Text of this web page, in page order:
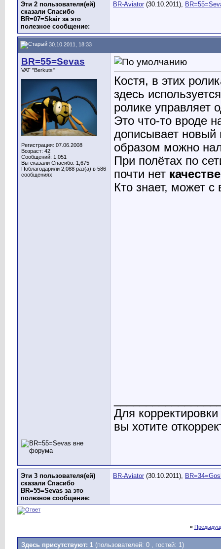
Эти 2 пользователя(ей)
сказали Спасибо
BR=07=Skair за это
полезное сообщение:
BR-Aviator (30.10.2011),
30.10.2011, 18:33
BR=55=Sevas
VAT "Berkuts"
Регистрация: 07.06.2008
Возраст: 42
Сообщений: 1,051
Вы сказали Спасибо: 1,675
Поблагодарили 2,088 раз(а) в 586
сообщениях
Костя, в этих
здесь
ролике управляет
Это что-то вроде
дописывает новый
образом можно
При полётах по
почти нет
Кто знает, может
Для
вы хотите
Эти 3 пользователя(ей)
сказали Спасибо
BR=55=Sevas за это
полезное сообщение:
BR-Aviator (30.10.2011),
«
Здесь присутствуют: 1 (пользователей: 0 , гостей: 1)